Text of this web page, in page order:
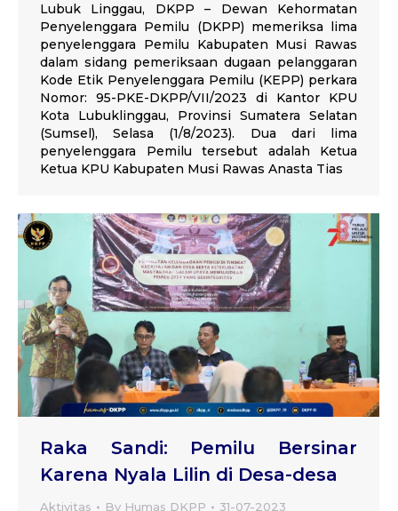
Lubuk Linggau, DKPP – Dewan Kehormatan
Penyelenggara Pemilu (DKPP) memeriksa lima
penyelenggara Pemilu Kabupaten Musi Rawas
dalam sidang pemeriksaan dugaan pelanggaran
Kode Etik Penyelenggara Pemilu (KEPP) perkara
Nomor: 95-PKE-DKPP/VII/2023 di Kantor KPU
Kota Lubuklinggau, Provinsi Sumatera Selatan
(Sumsel), Selasa (1/8/2023). Dua dari lima
penyelenggara Pemilu tersebut adalah Ketua
Ketua KPU Kabupaten Musi Rawas Anasta Tias
Raka Sandi: Pemilu Bersinar
Karena Nyala Lilin di Desa-desa
Aktivitas By Humas DKPP 31-07-2023